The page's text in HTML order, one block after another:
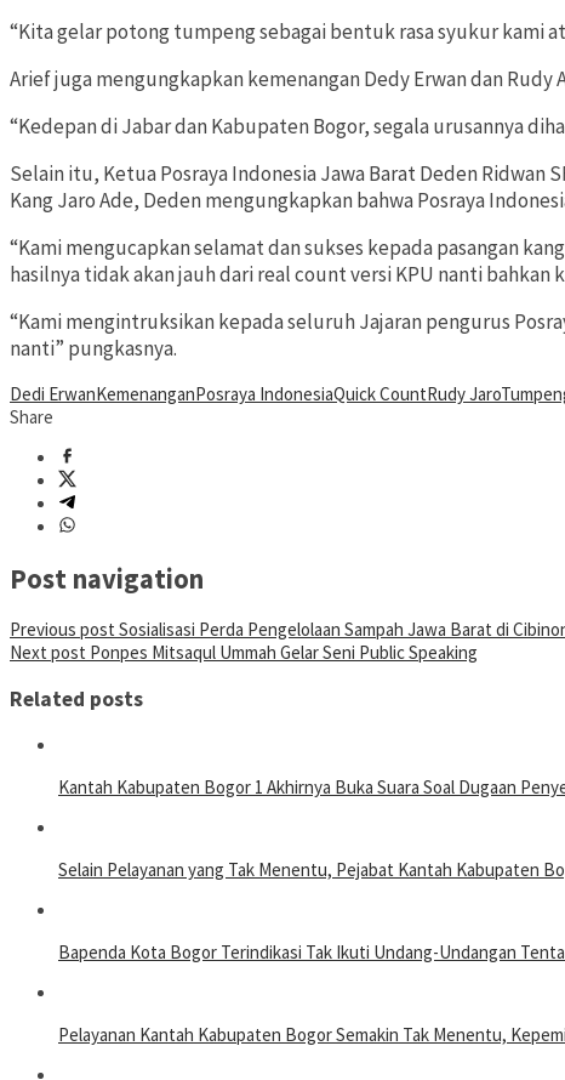
“Kita gelar potong tumpeng sebagai bentuk rasa syukur kami
Arief juga mengungkapkan kemenangan Dedy Erwan dan
“Kedepan di Jabar dan Kabupaten Bogor, segala urusannya
Selain itu, Ketua Posraya Indonesia Jawa Barat Deden Ridwan
Kang Jaro Ade, Deden mengungkapkan bahwa Posraya
“Kami mengucapkan selamat dan sukses kepada pasangan
hasilnya tidak akan jauh dari real count versi KPU nanti
“Kami mengintruksikan kepada seluruh Jajaran pengurus
nanti” pungkasnya.
Dedi ErwanKemenanganPosraya IndonesiaQuick CountRudy Jaro
Share
Post navigation
Previous post Sosialisasi Perda Pengelolaan Sampah Jawa Barat di
Next post Ponpes Mitsaqul Ummah Gelar Seni Public Speaking
Related posts
Kantah Kabupaten Bogor 1 Akhirnya Buka Suara Soal Dugaan
Selain Pelayanan yang Tak Menentu, Pejabat Kantah Kabupaten
Bapenda Kota Bogor Terindikasi Tak Ikuti Undang-Undangan
Pelayanan Kantah Kabupaten Bogor Semakin Tak Menentu,